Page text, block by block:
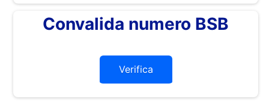
Convalida numero BSB
Verifica